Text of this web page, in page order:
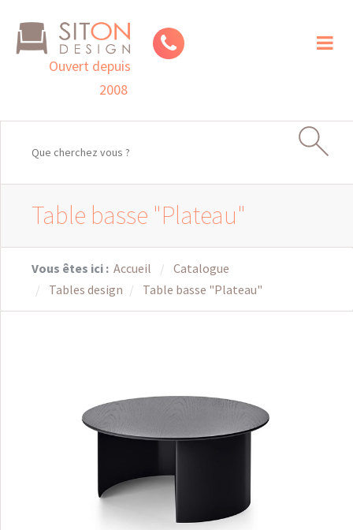
Ouvert depuis
2008
Table basse "Plateau"
Vous êtes ici : Accueil
Catalogue
Tables design
Table basse "Plateau"